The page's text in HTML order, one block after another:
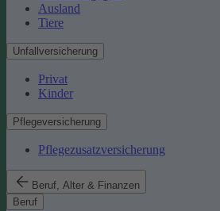
Ausland
Tiere
Unfallversicherung
Privat
Kinder
Pflegeversicherung
Pflegezusatzversicherung
Beruf, Alter & Finanzen
Beruf